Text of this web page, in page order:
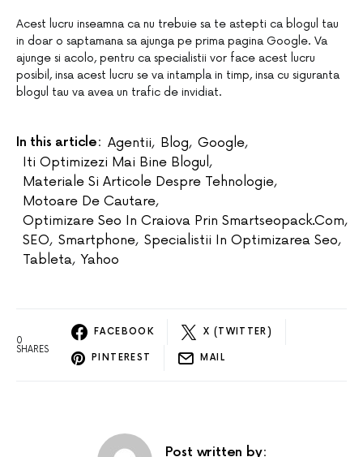
Acest lucru inseamna ca nu trebuie sa te astepti ca blogul tau
in doar o saptamana sa ajunga pe prima pagina Google. Va
ajunge si acolo, pentru ca specialistii vor face acest lucru
posibil, insa acest lucru se va intampla in timp, insa cu siguranta
blogul tau va avea un trafic de invidiat.
In this article: Agentii, Blog, Google,
Iti Optimizezi Mai Bine Blogul ,
Materiale Si Articole Despre Tehnologie,
Motoare De Cautare,
Optimizare Seo In Craiova Prin Smartseopack.com,
SEO, Smartphone, Specialistii In Optimizarea Seo,
Tableta, Yahoo
0
SHARES
FACEBOOK X (TWITTER)
PINTEREST MAIL
Post written by: